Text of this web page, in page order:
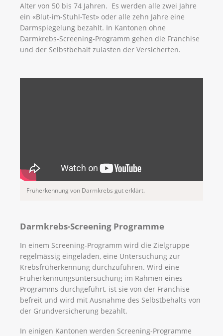
Alter von 50 bis 74 Jahren. Es werden alle zwei Jahre
ein «Blut-im-Stuhl-Test» oder alle zehn Jahre eine
Darmspiegelung bezahlt. In Kantonen ohne
Darmkrebs-Screening-Programm gehen die Franchise
und der Selbstbehalt zulasten der Versicherten.
Früherkennung von Darmkrebs gut erklärt.
Darmkrebs-Screening Programme
In einem Screening-Programm wird die Zielgruppe
regelmässig eingeladen, eine Untersuchung zur
Krebsfrüherkennung durchzuführen. Wird eine
Früherkennungsuntersuchung im Rahmen eines
Programms durchgeführt, ist sie von der Franchise
befreit und wird mit Ausnahme des Selbstbehalts von
der Grundversicherung bezahlt.
In einigen Kantonen werden Screening-Programme